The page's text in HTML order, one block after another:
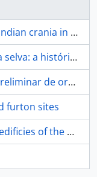
in Michigan
contada pelo outro lado.
de orações Wajapi
furton sites
Batak of Sumatra